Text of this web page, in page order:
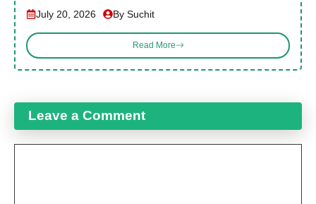
July 20, 2026 By Suchit
Read More
Leave a Comment